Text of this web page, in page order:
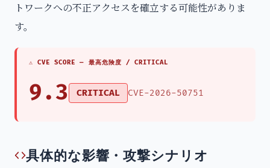
トワークへの不正アクセスを確立する可能性がありま
す。
⚠ CVE SCORE — 最高危険度 / CRITICAL
9.3 CRITICAL CVE-2026-50751
具体的な影響・攻撃シナリオ